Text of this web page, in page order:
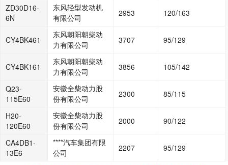
ZD30D16-
6N
东风轻型发动机
有限公司
2953 120/163
CY4BK461
东风朝阳朝柴动
力有限公司
3707 95/129
CY4BK161
东风朝阳朝柴动
力有限公司
3856 105/142
Q23-
115E60
安徽全柴动力股
份有限公司
2300 85/115
H20-
120E60
安徽全柴动力股
份有限公司
2000 90/122
CA4DB1-
13E6
****汽车集团有限
公司
2207 95/129